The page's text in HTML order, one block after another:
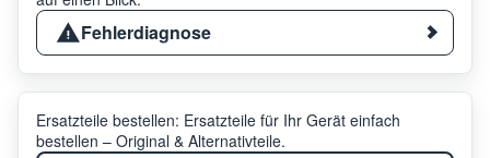
Fehlerdiagnose
Ersatzteile bestellen: Ersatzteile für Ihr Gerät einfach
bestellen – Original & Alternativteile.